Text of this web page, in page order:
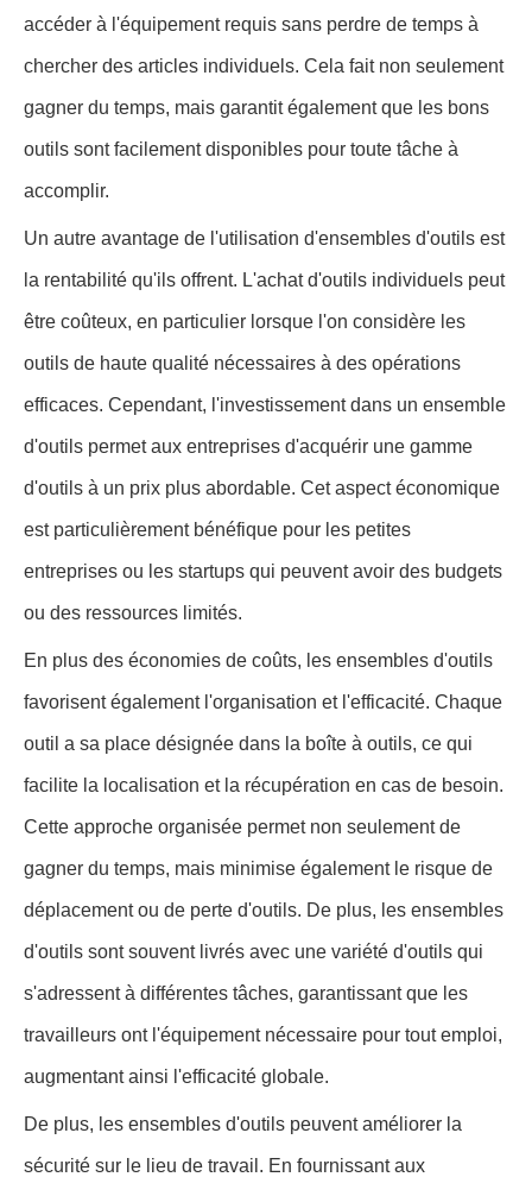
accéder à l'équipement requis sans perdre de temps à
chercher des articles individuels. Cela fait non seulement
gagner du temps, mais garantit également que les bons
outils sont facilement disponibles pour toute tâche à
accomplir.
Un autre avantage de l'utilisation d'ensembles d'outils est
la rentabilité qu'ils offrent. L'achat d'outils individuels peut
être coûteux, en particulier lorsque l'on considère les
outils de haute qualité nécessaires à des opérations
efficaces. Cependant, l'investissement dans un ensemble
d'outils permet aux entreprises d'acquérir une gamme
d'outils à un prix plus abordable. Cet aspect économique
est particulièrement bénéfique pour les petites
entreprises ou les startups qui peuvent avoir des budgets
ou des ressources limités.
En plus des économies de coûts, les ensembles d'outils
favorisent également l'organisation et l'efficacité. Chaque
outil a sa place désignée dans la boîte à outils, ce qui
facilite la localisation et la récupération en cas de besoin.
Cette approche organisée permet non seulement de
gagner du temps, mais minimise également le risque de
déplacement ou de perte d'outils. De plus, les ensembles
d'outils sont souvent livrés avec une variété d'outils qui
s'adressent à différentes tâches, garantissant que les
travailleurs ont l'équipement nécessaire pour tout emploi,
augmentant ainsi l'efficacité globale.
De plus, les ensembles d'outils peuvent améliorer la
sécurité sur le lieu de travail. En fournissant aux